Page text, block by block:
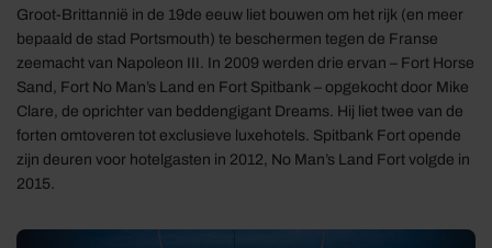
Groot-Brittannië in de 19de eeuw liet bouwen om het rijk (en meer
bepaald de stad Portsmouth) te beschermen tegen de Franse
zeemacht van Napoleon III. In 2009 werden drie ervan – Fort Horse
Sand, Fort No Man’s Land en Fort Spitbank – opgekocht door Mike
Clare, de oprichter van beddengigant Dreams. Hij liet twee van de
forten omtoveren tot exclusieve luxehotels. Spitbank Fort opende
zijn deuren voor hotelgasten in 2012, No Man’s Land Fort volgde in
2015.